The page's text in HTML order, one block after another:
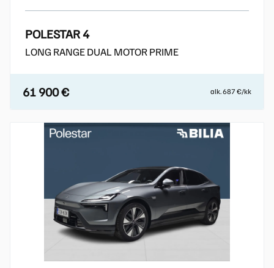
POLESTAR 4
LONG RANGE DUAL MOTOR PRIME
61 900 € alk. 687 €/kk